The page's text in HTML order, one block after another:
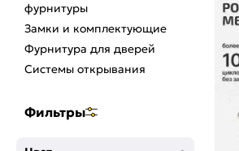
фурнитуры
Замки и комплектующие
Фурнитура для дверей
Системы открывания
Фильтры